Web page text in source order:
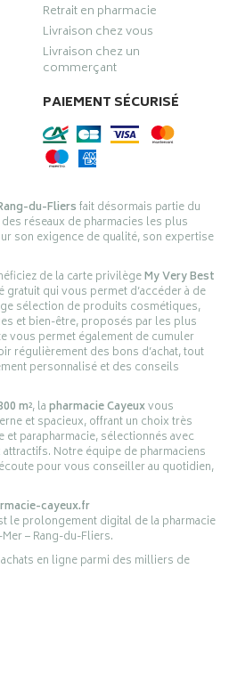
Retrait en pharmacie
Livraison chez vous
Livraison chez un
commerçant
PAIEMENT SÉCURISÉ
du-Fliersfait désormais partie du
des réseaux de pharmacies les plus
son exigence de qualité, son expertise
de la carte privilègeMy Very Best
qui vous permet d’accéder à de
sélection de produits cosmétiques,
et bien-être, proposés par les plus
vous permet également de cumuler
régulièrement des bons d’achat, tout
personnalisé et des conseils
m², lapharmacie Cayeuxvous
et spacieux, offrant un choix très
parapharmacie, sélectionnés avec
Notre équipe de pharmaciens
pour vous conseiller au quotidien,
cayeux.fr
le prolongement digital de la pharmacie
– Rang-du-Fliers.
en ligne parmi des milliers de